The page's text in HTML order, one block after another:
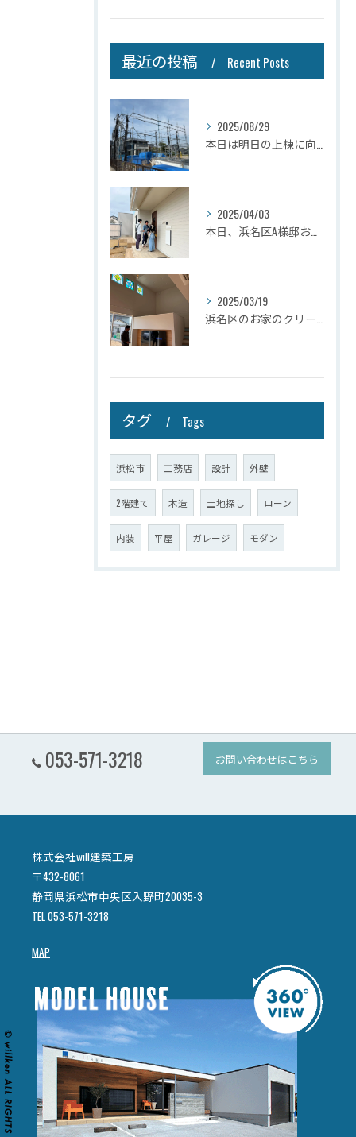
最近の投稿 Recent Posts
2025/08/29
2025/04/03
2025/03/19
タグ Tags
浜松市 工務店 設計 外壁
2階建て 木造 土地探し ローン
内装 平屋 ガレージ モダン
053-571-3218 お問い合わせはこちら
株式会社will建築工房
〒432-8061
静岡県浜松市中央区入野町20035-3
TEL 053-571-3218
MAP